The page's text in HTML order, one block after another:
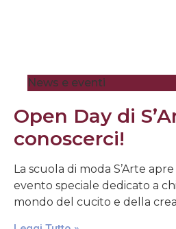
News e eventi
Open Day di
conoscerci!
La scuola di moda S’Arte
evento speciale dedicato a
mondo del cucito e della